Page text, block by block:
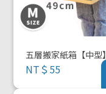
五層搬家紙箱【中型】
NT＄55